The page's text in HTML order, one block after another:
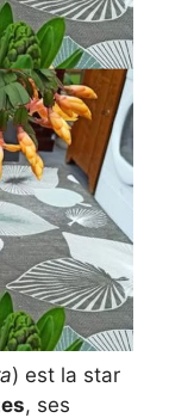
) est la star
, ses